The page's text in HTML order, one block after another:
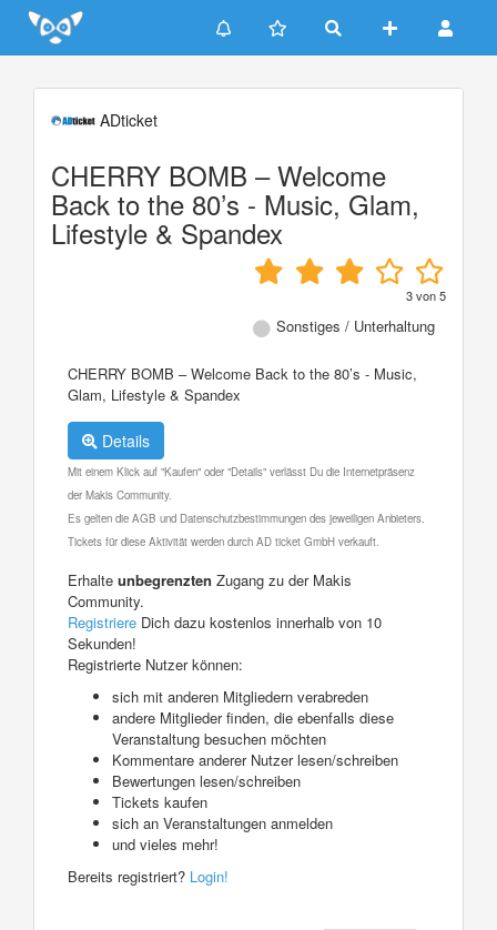
Update cookies preferences
ADticket
CHERRY BOMB – Welcome
Back to the 80’s - Music, Glam,
Lifestyle & Spandex
3von5
Sonstiges / Unterhaltung
CHERRY BOMB – Welcome Back to the 80’s - Music,
Glam, Lifestyle & Spandex
Details
Mit einem Klick auf "Kaufen" oder "Details" verlässt Du die Internetpräsenz
der Makis Community.
Es gelten die AGB und Datenschutzbestimmungen des jeweiligen Anbieters.
Tickets für diese Aktivität werden durch AD ticket GmbH verkauft.
Erhalte unbegrenzten Zugang zu der Makis
Community.
Registriere Dich dazu kostenlos innerhalb von 10
Sekunden!
Registrierte Nutzer können:
sich mit anderen Mitgliedern verabreden
andere Mitglieder finden, die ebenfalls diese
Veranstaltung besuchen möchten
Kommentare anderer Nutzer lesen/schreiben
Bewertungen lesen/schreiben
Tickets kaufen
sich an Veranstaltungen anmelden
und vieles mehr!
Bereits registriert? Login!